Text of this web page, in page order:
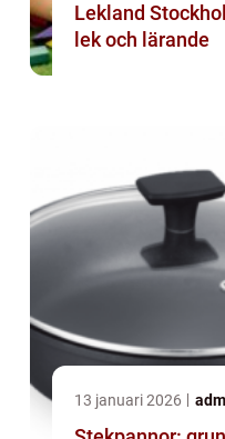
Lekland
lek och lärande
13 januari 2026